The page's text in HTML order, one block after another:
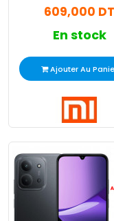
609,000 DT
En stock
Ajouter Au